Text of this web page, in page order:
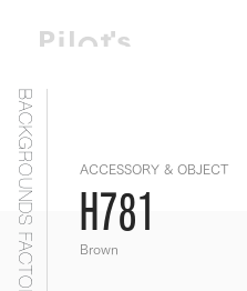
BACKGROUNDS FACTORY ACCESSORY & OBJECT
H781
Brown